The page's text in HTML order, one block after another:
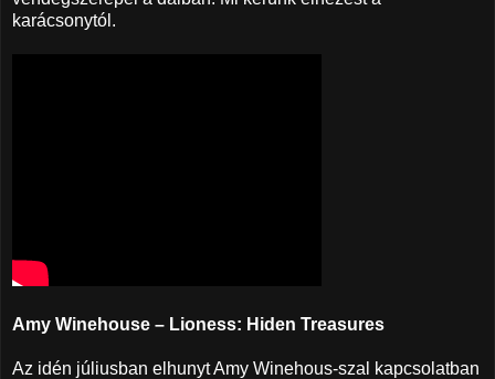
karácsonytól.
Amy Winehouse – Lioness: Hiden Treasures
Az idén júliusban elhunyt Amy Winehous-szal kapcsolatban